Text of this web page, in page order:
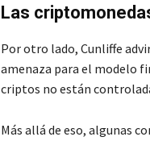
Las
Por otro lado, Cunliffe
amenaza para el modelo
criptos no están
Más allá de eso, algunas